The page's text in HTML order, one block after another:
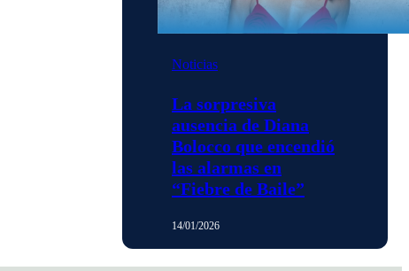
Noticias
La sorpresiva
ausencia de Diana
Bolocco que encendió
las alarmas en
“Fiebre de Baile”
14/01/2026